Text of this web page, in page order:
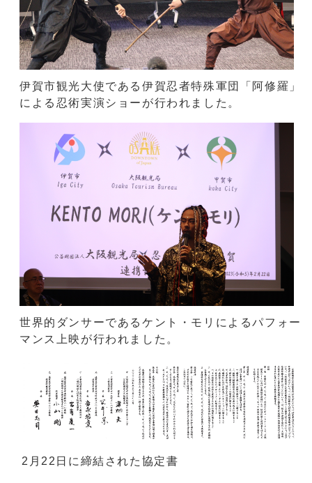
伊賀市観光大使である伊賀忍者特殊軍団「阿修羅」
による忍術実演ショーが行われました。
世界的ダンサーであるケント・モリによるパフォー
マンス上映が行われました。
2月22日に締結された協定書